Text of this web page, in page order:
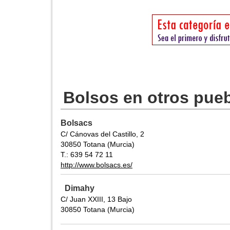
Bolsos en otros
Bolsacs
C/ Cánovas del Castillo, 2
30850 Totana (Murcia)
T.: 639 54 72 11
http://www.bolsacs.es/
Dimahy
C/ Juan XXIII, 13 Bajo
30850 Totana (Murcia)